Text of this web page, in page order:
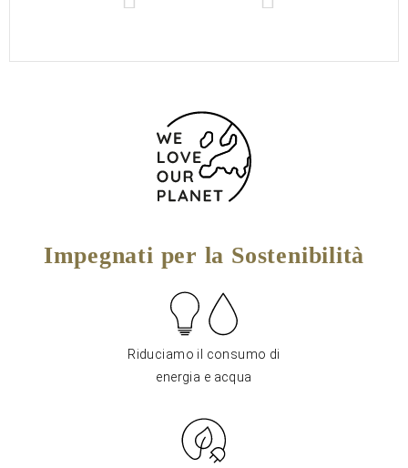
Impegnati per la Sostenibilità
Riduciamo il consumo di
energia e acqua